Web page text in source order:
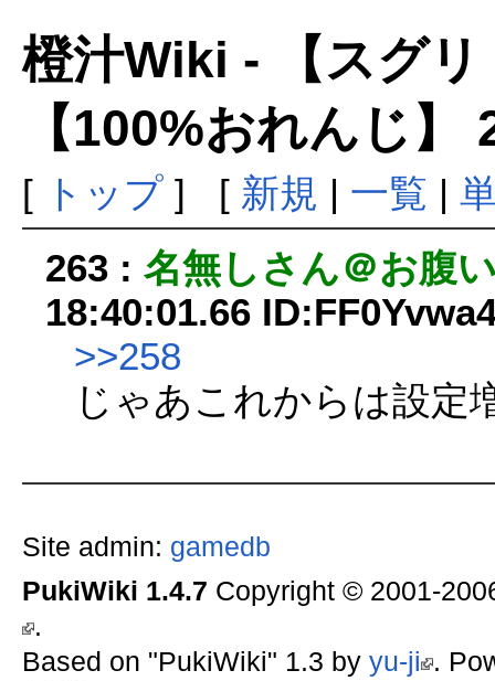
橙汁Wiki - 【スグ
【100%おれんじ】
[ トップ] [ 新規 | 一覧 |
263 :名無しさん＠お腹
18:40:01.66
>>258
じゃあこれからは設定
Site admin: gamedb
PukiWiki 1.4.7 Copyright © 2001-
.
Based on "PukiWiki" 1.3 by yu-ji .